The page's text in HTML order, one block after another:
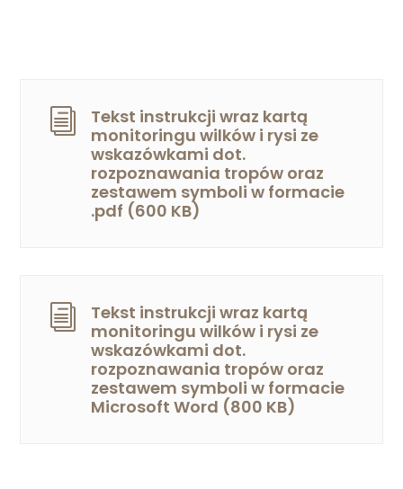
i
Tekst instrukcji wraz kartą
monitoringu wilków i rysi ze
wskazówkami dot.
rozpoznawania tropów oraz
zestawem symboli w formacie
.pdf (600 KB)
i
Tekst instrukcji wraz kartą
monitoringu wilków i rysi ze
wskazówkami dot.
rozpoznawania tropów oraz
zestawem symboli w formacie
Microsoft Word (800 KB)